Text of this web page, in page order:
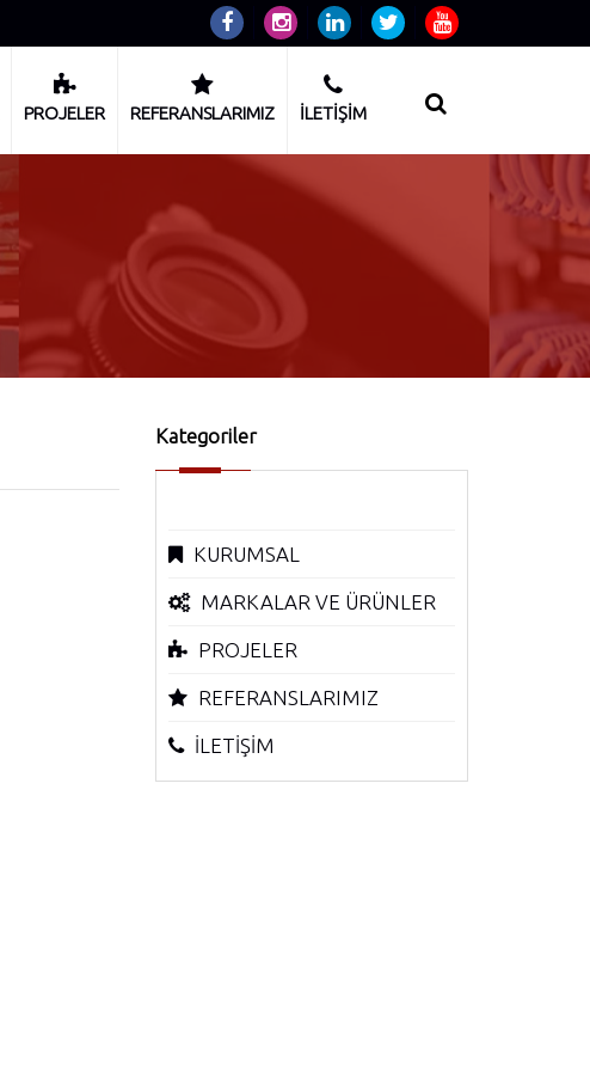
PROJELER REFERANSLARIMIZ İLETİŞİM
Kategoriler
KURUMSAL
MARKALAR VE ÜRÜNLER
PROJELER
REFERANSLARIMIZ
İLETİŞİM